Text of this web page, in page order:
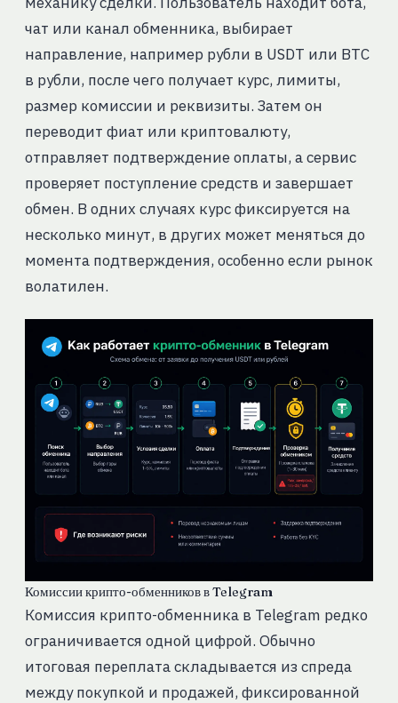
чат или канал обменника, выбирает
направление, например рубли в USDT или BTC
в рубли, после чего получает курс, лимиты,
размер комиссии и реквизиты. Затем он
переводит фиат или криптовалюту,
отправляет подтверждение оплаты, а сервис
проверяет поступление средств и завершает
обмен. В одних случаях курс фиксируется на
несколько минут, в других может меняться до
момента подтверждения, особенно если рынок
волатилен.
Комиссии крипто-обменников в Telegram
Комиссия крипто-обменника в Telegram редко
ограничивается одной цифрой. Обычно
итоговая переплата складывается из спреда
между покупкой и продажей, фиксированной